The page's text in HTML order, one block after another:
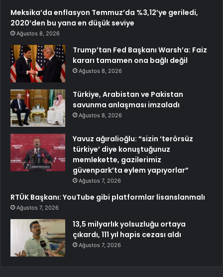
Meksika’da enflasyon Temmuz’da %3,12’ye geriledi,
2020’den bu yana en düşük seviye
Ağustos 8, 2026
Trump’tan Fed Başkanı Warsh’a: Faiz
kararı tamamen ona bağlı değil
Ağustos 8, 2026
Türkiye, Arabistan ve Pakistan
savunma anlaşması imzaladı
Ağustos 8, 2026
Yavuz ağıralioğlu: “sizin ‘terörsüz
türkiye’ diye konuştuğunuz
memlekette, gazilerimiz
güvenpark’ta eylem yapıyorlar”
Ağustos 7, 2026
RTÜK Başkanı: YouTube gibi platformlar lisanslanmalı
Ağustos 7, 2026
13,5 milyarlık yolsuzluğu ortaya
çıkardı, 111 yıl hapis cezası aldı
Ağustos 7, 2026